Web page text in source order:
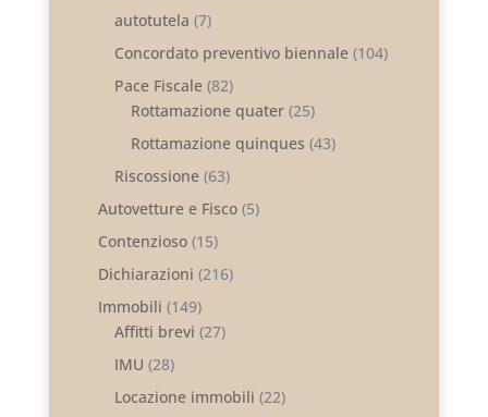
autotutela (7)
Concordato preventivo biennale(104)
Pace Fiscale(82)
Rottamazione quater(25)
Rottamazione quinques (43)
Riscossione(63)
Autovetture e Fisco(5)
Contenzioso(15)
Dichiarazioni (216)
Immobili (149)
Affitti brevi (27)
IMU (28)
Locazione immobili (22)